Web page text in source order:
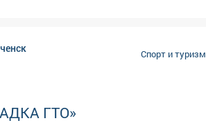
спортивного комплекса «Готов к
к здоровому образу жизни. Для
работы центров тестирования
в центры тестирования
Спорт и туризм
ГТО»